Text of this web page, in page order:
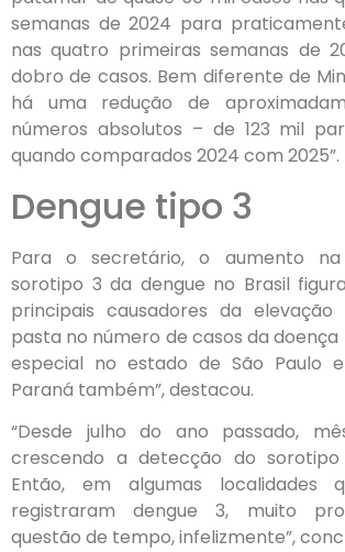
semanas de 2024 para
nas quatro primeiras semanas de
dobro de casos. Bem diferente de
há uma redução de
números absolutos – de 123 mil
quando comparados 2024 com 2025”.
Dengue tipo 3
Para o secretário, o aumento
sorotipo 3 da dengue no Brasil
principais causadores da
pasta no número de casos da doença
especial no estado de São Paulo
Paraná também”, destacou.
“Desde julho do ano passado,
crescendo a detecção do
Então, em algumas localidades
registraram dengue 3, muito
questão de tempo, infelizmente”,